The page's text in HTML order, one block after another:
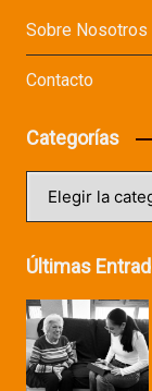
Sobre Nosotros
Contacto
Categorías
Últimas